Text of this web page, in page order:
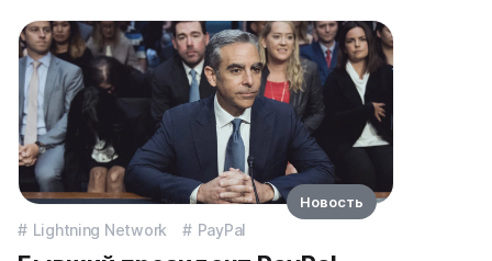
Lightning Network PayPal
Новость